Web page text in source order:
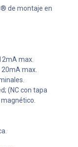
de montaje en
max.
20mA max.
(NC con tapa